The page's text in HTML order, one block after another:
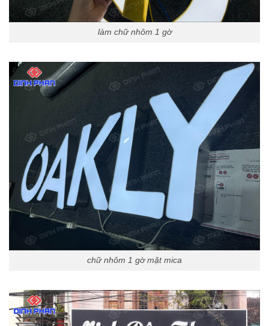
làm chữ nhôm 1 gờ
chữ nhôm 1 gờ mặt mica